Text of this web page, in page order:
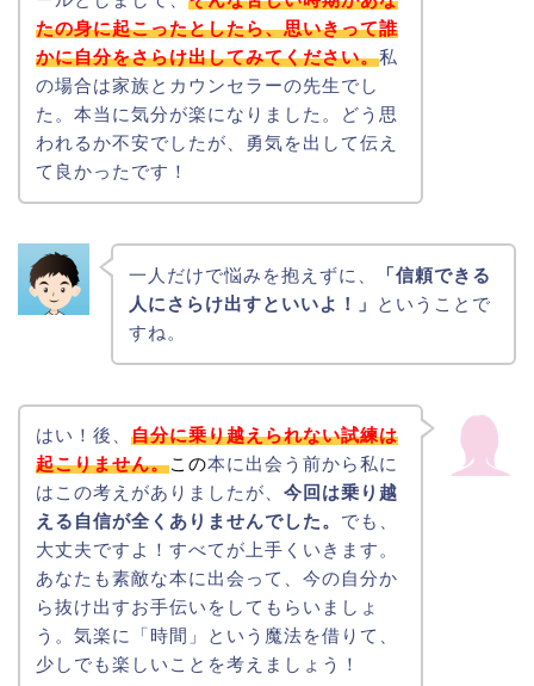
たの身に起こったとしたら、思いきって誰
かに自分をさらけ出してみてください。私
の場合は家族とカウンセラーの先生でし
た。本当に気分が楽になりました。どう思
われるか不安でしたが、勇気を出して伝え
て良かったです！
一人だけで悩みを抱えずに、
「信頼できる
人にさらけ出すといいよ！」
ということで
すね。
はい！後、 自分に乗り越えられない試練は
起こりません。この本に出会う前から私に
はこの考えがありましたが、 今回は乗り越
える自信が全くありませんでした。 でも、
大丈夫ですよ！すべてが上手くいきます。
あなたも素敵な本に出会って、今の自分か
ら抜け出すお手伝いをしてもらいましょ
う。気楽に「時間」という魔法を借りて、
少しでも楽しいことを考えましょう！